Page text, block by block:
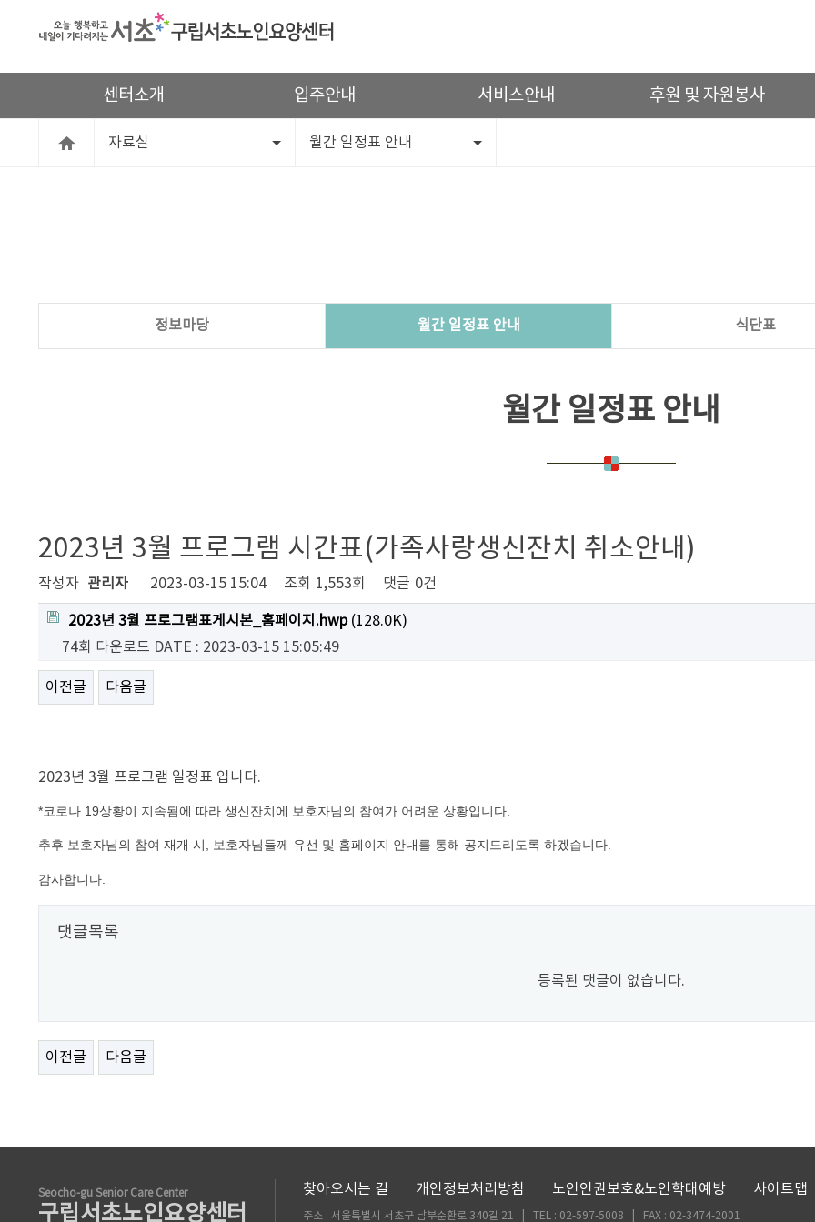
센터소개 입주안내 서비스안내 후원 및 자원봉사
자료실 월간 일정표 안내
정보마당 월간 일정표 안내 식단표
월간 일정표 안내
2023년 3월 프로그램 시간표(가족사랑생신잔치 취소안내)
작성자 관리자 2023-03-15 15:04 조회 1,553회 댓글 0건
2023년 3월 프로그램표게시본_홈페이지.hwp(128.0K)
74회 다운로드 DATE : 2023-03-15 15:05:49
이전글 다음글
2023년 3월 프로그램 일정표 입니다.
*코로나 19상황이 지속됨에 따라 생신잔치에 보호자님의 참여가 어려운 상황입니다.
추후 보호자님의 참여 재개 시, 보호자님들께 유선 및 홈페이지 안내를 통해 공지드리도록 하겠습니다.
감사합니다.
댓글목록
등록된 댓글이 없습니다.
이전글 다음글
Seocho-gu Senior Care Center
구립서초노인요양센터
찾아오시는 길 개인정보처리방침 노인인권보호&노인학대예방 사이트맵
주소 : 서울특별시 서초구 남부순환로 340길 21 | TEL : 02-597-5008 | FAX : 02-3474-2001